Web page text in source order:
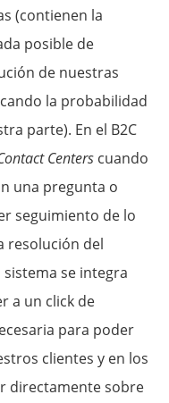
(contienen la
posible de
de nuestras
la probabilidad
parte). En el B2C
Centers cuando
una pregunta o
seguimiento de lo
resolución del
se integra
a un click de
para poder
clientes y en los
directamente sobre